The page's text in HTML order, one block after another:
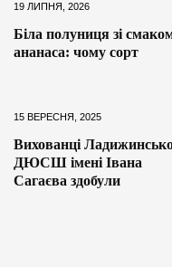
19 ЛИПНЯ, 2026
Біла полуниця зі
ананаса: чому сорт
15 ВЕРЕСНЯ, 2025
Вихованці
ДЮСШ імені Івана
Сагаєва здобули